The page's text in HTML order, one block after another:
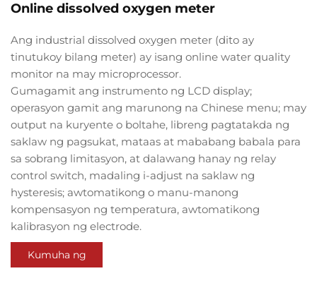
Online dissolved oxygen meter
Ang industrial dissolved oxygen meter (dito ay
tinutukoy bilang meter) ay isang online water quality
monitor na may microprocessor.
Gumagamit ang instrumento ng LCD display;
operasyon gamit ang marunong na Chinese menu; may
output na kuryente o boltahe, libreng pagtatakda ng
saklaw ng pagsukat, mataas at mababang babala para
sa sobrang limitasyon, at dalawang hanay ng relay
control switch, madaling i-adjust na saklaw ng
hysteresis; awtomatikong o manu-manong
kompensasyon ng temperatura, awtomatikong
kalibrasyon ng electrode.
Kumuha ng